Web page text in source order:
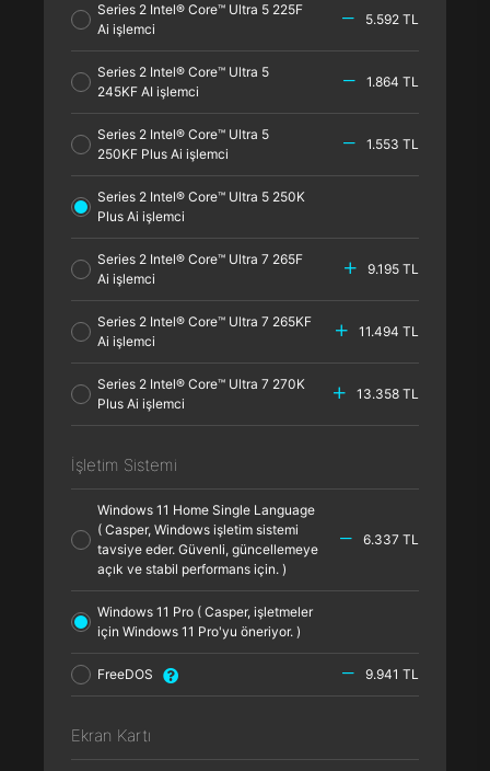
Series 2 Intel® Core™ Ultra 5 225F
Ai işlemci
5.592 TL
Series 2 Intel® Core™ Ultra 5
245KF AI işlemci
1.864 TL
Series 2 Intel® Core™ Ultra 5
250KF Plus Ai işlemci
1.553 TL
Series 2 Intel® Core™ Ultra 5 250K
Plus Ai işlemci
Series 2 Intel® Core™ Ultra 7 265F
Ai işlemci
9.195 TL
Series 2 Intel® Core™ Ultra 7 265KF
Ai işlemci
11.494 TL
Series 2 Intel® Core™ Ultra 7 270K
Plus Ai işlemci
13.358 TL
İşletim Sistemi
Windows 11 Home Single Language
( Casper, Windows işletim sistemi
tavsiye eder. Güvenli, güncellemeye
açık ve stabil performans için. )
6.337 TL
Windows 11 Pro ( Casper, işletmeler
için Windows 11 Pro'yu öneriyor. )
FreeDOS 9.941 TL
Ekran Kartı